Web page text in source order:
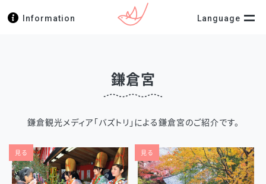
Language
Information
鎌倉宮
鎌倉観光メディア「バズトリ」による鎌倉宮のご紹介です。
見る 見る